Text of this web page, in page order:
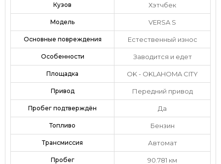
Кузов Хэтчбек
Модель VERSA S
Основные повреждения Естественный износ
Особенности Заводится и едет
Площадка OK - OKLAHOMA CITY
Привод Передний привод
Пробег подтверждён Да
Топливо Бензин
Трансмиссия Автомат
Пробег 90.781 км